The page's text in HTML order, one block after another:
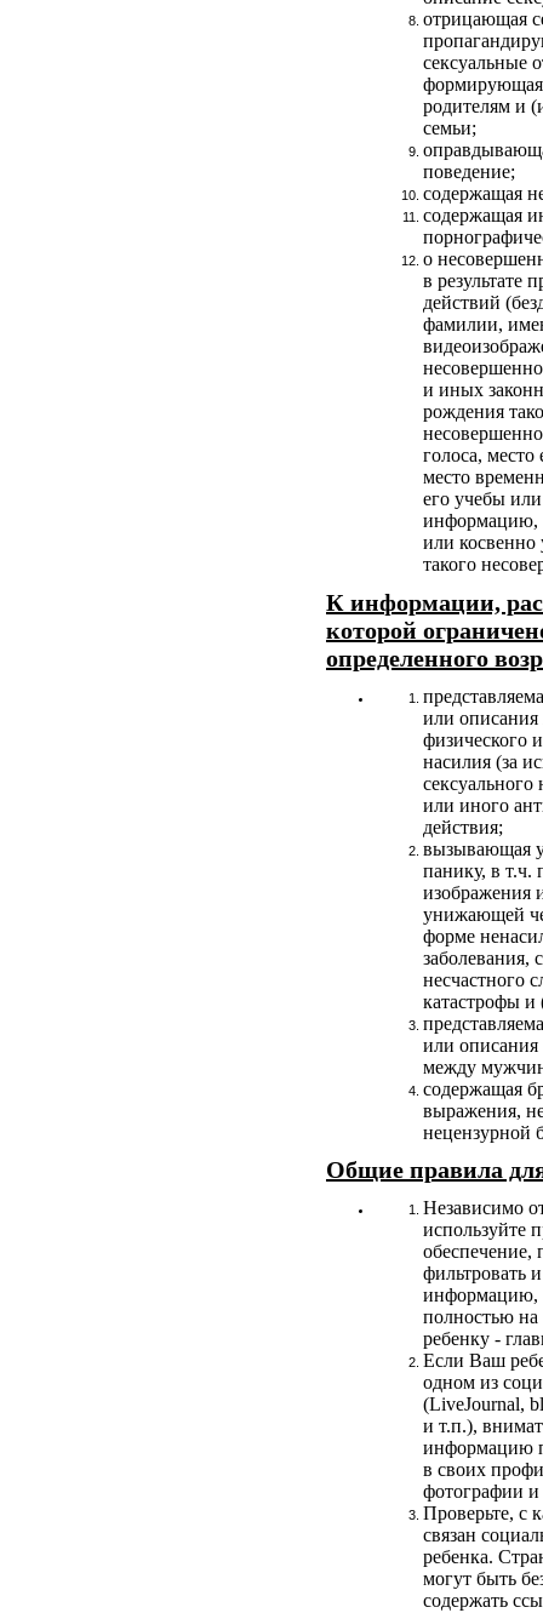
отрицающая
сексуальные
формирующая
родителям и
семьи;
поведение;
содержащая
содержащая
о
в результате
действий
фамилии,
и иных
рождения
голоса, место
место
его учебы
информацию,
или косвенно
такого
К информации,
которой
определенного
или описания
физического
насилия (за
сексуального
или иного
действия;
вызывающая
панику, в т.ч.
изображения
унижающей
форме
заболевания,
несчастного
катастрофы и
или
между
содержащая
выражения,
нецензурной
Общие правила
Независимо
используйте
фильтровать
информацию,
полностью
ребенку -
Если Ваш
одном из
(LiveJournal,
и т.п.),
информацию
в своих
фотографии и
Проверьте, с
связан
ребенка.
могут быть
содержать